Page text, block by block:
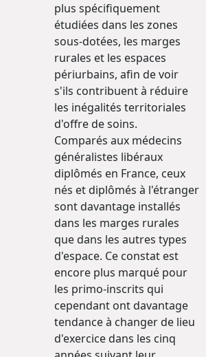
plus spécifiquement
étudiées dans les zones
sous-dotées, les marges
rurales et les espaces
périurbains, afin de voir
s'ils contribuent à réduire
les inégalités territoriales
d'offre de soins.
Comparés aux médecins
généralistes libéraux
diplômés en France, ceux
nés et diplômés à l'étranger
sont davantage installés
dans les marges rurales
que dans les autres types
d'espace. Ce constat est
encore plus marqué pour
les primo-inscrits qui
cependant ont davantage
tendance à changer de lieu
d'exercice dans les cinq